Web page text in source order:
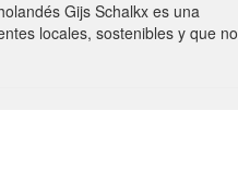
Gijs Schalkx es una
locales, sostenibles y que no